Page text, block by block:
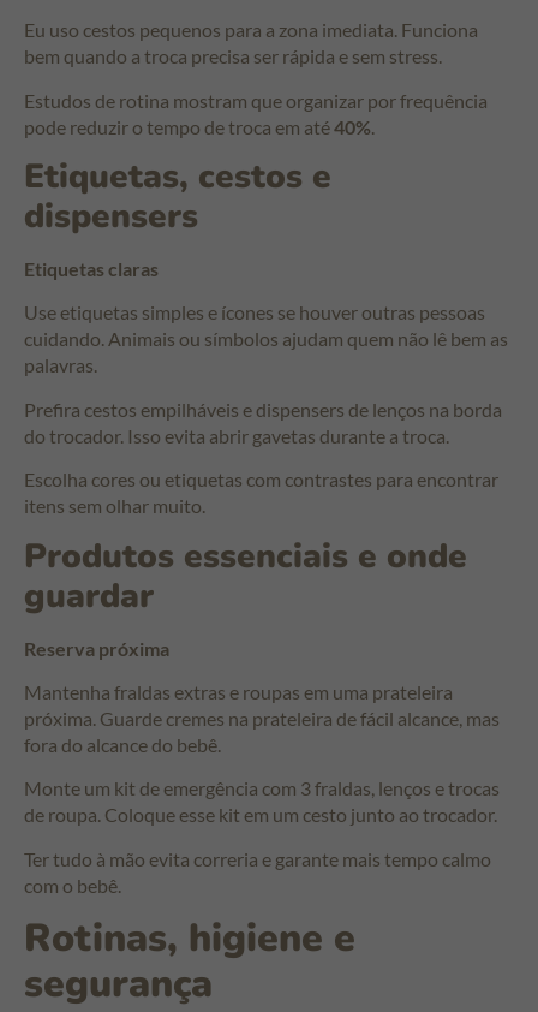
Eu uso cestos pequenos para a zona imediata. Funciona
bem quando a troca precisa ser rápida e sem stress.
Estudos de rotina mostram que organizar por frequência
pode reduzir o tempo de troca em até40%
Etiquetas, cestos e
dispensers
Etiquetas claras
Use etiquetas simples e ícones se houver outras pessoas
cuidando. Animais ou símbolos ajudam quem não lê bem as
palavras.
Prefira cestos empilháveis e dispensers de lenços na borda
do trocador. Isso evita abrir gavetas durante a troca.
Escolha cores ou etiquetas com contrastes para encontrar
itens sem olhar muito.
Produtos essenciais e onde
guardar
Reserva próxima
Mantenha fraldas extras e roupas em uma prateleira
próxima. Guarde cremes na prateleira de fácil alcance, mas
fora do alcance do bebê.
Monte um kit de emergência com 3 fraldas, lenços e trocas
de roupa. Coloque esse kit em um cesto junto ao trocador.
Ter tudo à mão evita correria e garante mais tempo calmo
com o bebê.
Rotinas, higiene e
segurança